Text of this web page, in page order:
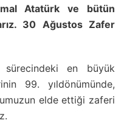
Atatürk ve bütün
30 Ağustos Zafer
sürecindeki en büyük
99. yıldönümünde,
elde ettiği zaferi